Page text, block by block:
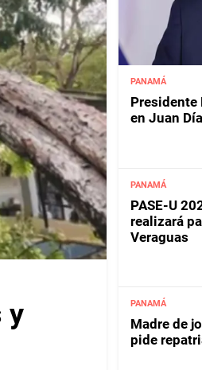
y
PANAMÁ
en Juan
PANAMÁ
PASE-U
realizará
Veraguas
PANAMÁ
Madre de
pide